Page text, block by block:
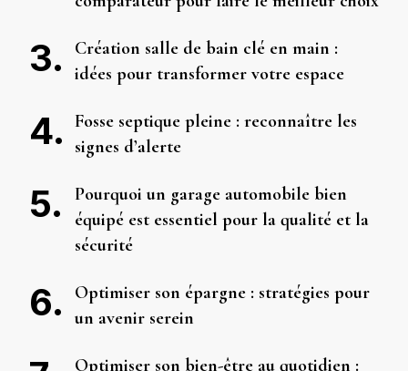
Création salle de bain clé en main :
idées pour transformer votre espace
Fosse septique pleine : reconnaître les
signes d’alerte
Pourquoi un garage automobile bien
équipé est essentiel pour la qualité et la
sécurité
Optimiser son épargne : stratégies pour
un avenir serein
Optimiser son bien-être au quotidien :